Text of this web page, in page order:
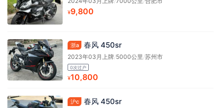
¥9,800
浙a 春风 450sr
2023年03月上牌/5000公里 /苏州市
0次过户
¥10,800
沪c 春风 450sr